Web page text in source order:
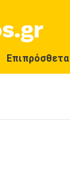
Επιπρόσθετα